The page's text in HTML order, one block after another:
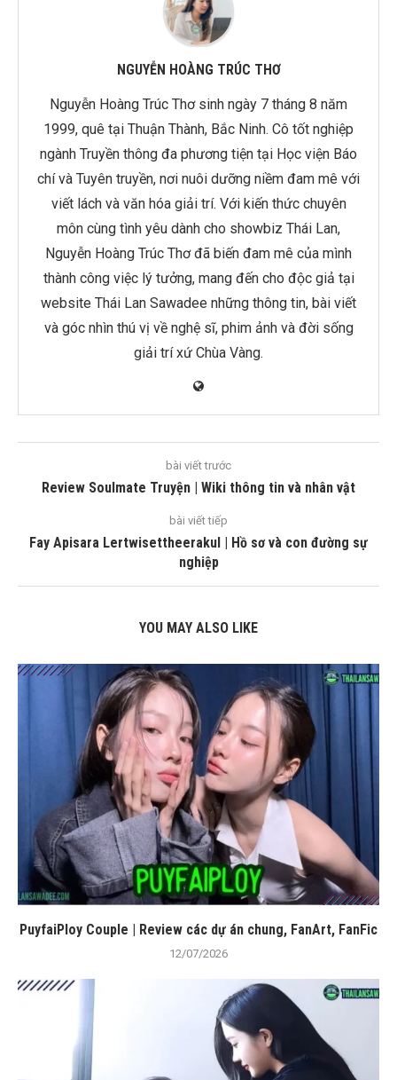
NGUYỄN HOÀNG TRÚC THƠ
Nguyễn Hoàng Trúc Thơ sinh ngày 7 tháng 8 năm
1999, quê tại Thuận Thành, Bắc Ninh. Cô tốt nghiệp
ngành Truyền thông đa phương tiện tại Học viện Báo
chí và Tuyên truyền, nơi nuôi dưỡng niềm đam mê với
viết lách và văn hóa giải trí. Với kiến thức chuyên
môn cùng tình yêu dành cho showbiz Thái Lan,
Nguyễn Hoàng Trúc Thơ đã biến đam mê của mình
thành công việc lý tưởng, mang đến cho độc giả tại
website Thái Lan Sawadee những thông tin, bài viết
và góc nhìn thú vị về nghệ sĩ, phim ảnh và đời sống
giải trí xứ Chùa Vàng.
bài viết trước
Review Soulmate Truyện | Wiki thông tin và nhân vật
bài viết tiếp
Fay Apisara Lertwisettheerakul | Hồ sơ và con đường sự
nghiệp
YOU MAY ALSO LIKE
PuyfaiPloy Couple | Review các dự án chung, FanArt, FanFic
12/07/2026